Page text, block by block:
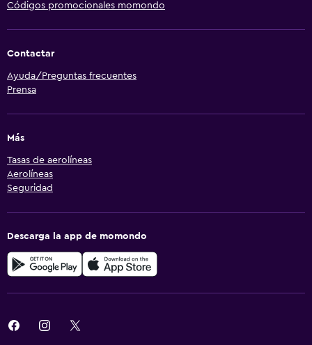
Códigos promocionales momondo
Contactar
Ayuda/Preguntas frecuentes
Prensa
Más
Tasas de aerolíneas
Aerolíneas
Seguridad
Descarga la app de momondo